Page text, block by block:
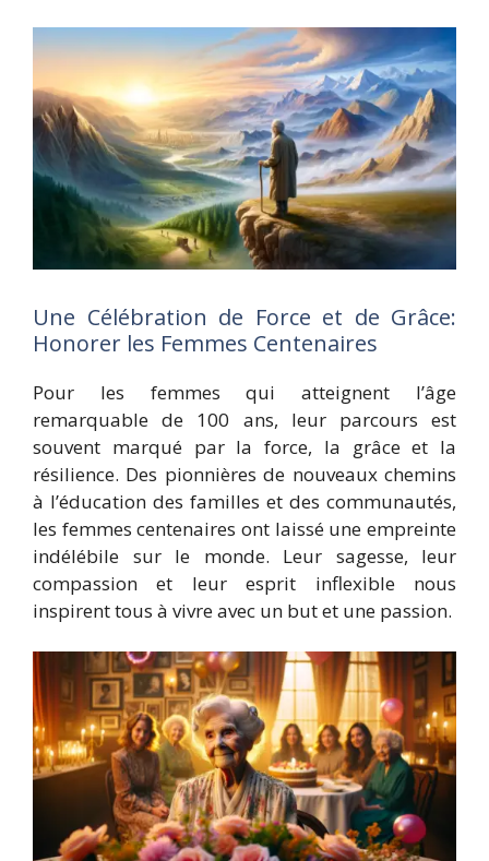
Une Célébration de Force et de Grâce:
Honorer les Femmes Centenaires
Pour les femmes qui atteignent l’âge
remarquable de 100 ans, leur parcours est
souvent marqué par la force, la grâce et la
résilience. Des pionnières de nouveaux chemins
à l’éducation des familles et des communautés,
les femmes centenaires ont laissé une empreinte
indélébile sur le monde. Leur sagesse, leur
compassion et leur esprit inflexible nous
inspirent tous à vivre avec un but et une passion.